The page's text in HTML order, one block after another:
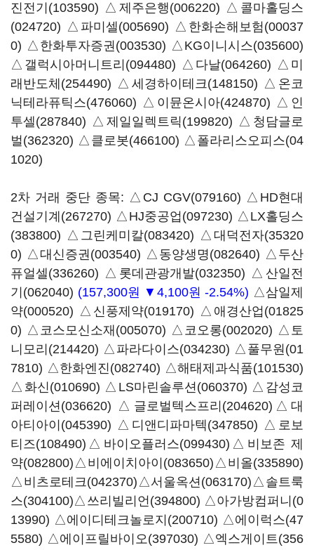
진전기(103590) △ 제주은행(006220) △ 콜마홀딩스
(024720) △ 파미셀(005690) △ 한화손해보험(00037
0) △ 한화투자증권(003530) △ KG이니시스(035600)
△ 갤럭시아머니트리(094480) △ 다날(064260) △ 미
래반도체(254490) △ 세경하이테크(148150) △ 온코
닉테라퓨틱스(476060) △ 이뮨온시아(424870) △ 인
투셀(287840) △ 제일일렉트릭(199820) △ 청담글로
벌(362320) △ 클로봇(466100) △ 폴라리스오피스(04
1020)
2차 거래 중단 종목: △ CJ CGV(079160) △ HD현대
건설기계(267270) △ HJ중공업(097230) △ LX홀딩스
(383800) △ 그린케미칼(083420) △ 대덕전자(35320
0) △ 대신증권(003540) △ 동양생명(082640) △ 두산
퓨얼셀(336260) △ 롯데관광개발(032350) △ 산일전
기(062040) (157,300원 ▼4,100원 -2.54%) △삼일제
약(000520) △ 신풍제약(019170) △ 애경산업(01825
0) △ 코스모신소재(005070) △ 코오롱(002020) △ 토
니모리(214420) △ 파라다이스(034230) △ 풀무원(01
7810) △한화엔진(082740) △해태제과식품(101530)
△ 화신(010690) △ LS마린솔루션(060370) △ 감성코
퍼레이션(036620) △ 글로벌텍스프리(204620) △ 대
아티아이(045390) △ 디앤디파마텍(347850) △ 로보
티즈(108490) △ 바이오플러스(099430) △ 비보존 제
약(082800) △ 비에이치아이(083650) △ 비올(335890)
△ 비츠로테크(042370) △서울옥션(063170) △ 솔트룩
스(304100)△ 쓰리빌리언(394800) △아가방컴퍼니(0
13990) △에이디테크놀로지(200710) △에이럭스(47
5580) △에이프릴바이오(397030) △엑스게이트(356